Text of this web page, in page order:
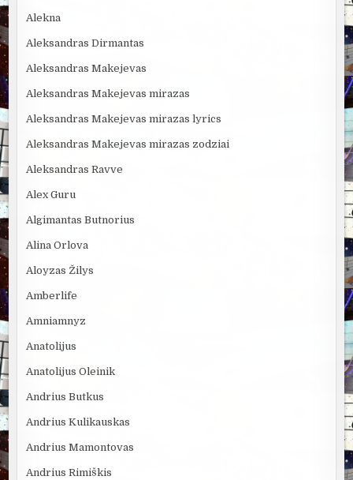
Alekna
Aleksandras Dirmantas
Aleksandras Makejevas
Aleksandras Makejevas mirazas
Aleksandras Makejevas mirazas lyrics
Aleksandras Makejevas mirazas zodziai
Aleksandras Ravve
Alex Guru
Algimantas Butnorius
Alina Orlova
Aloyzas Žilys
Amberlife
Amniamnyz
Anatolijus
Anatolijus Oleinik
Andrius Butkus
Andrius Kulikauskas
Andrius Mamontovas
Andrius Rimiškis